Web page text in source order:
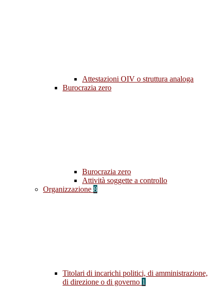
Attestazioni OIV o struttura analoga
Burocrazia zero
Burocrazia zero
Attività soggette a controllo
Organizzazione 8
Titolari di incarichi politici, di amministrazione,
di direzione o di governo 1